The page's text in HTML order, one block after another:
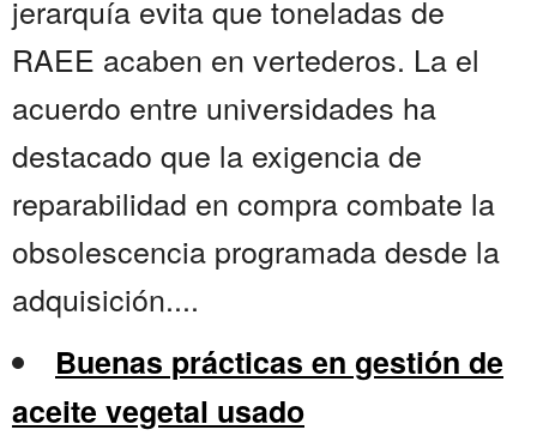
jerarquía evita que toneladas de
RAEE acaben en vertederos. La el
acuerdo entre universidades ha
destacado que la exigencia de
reparabilidad en compra combate la
obsolescencia programada desde la
adquisición....
Buenas prácticas en gestión de
aceite vegetal usado